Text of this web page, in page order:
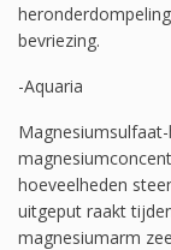
bevriezing.
-Aquaria
hoeveelheden
uitgeput raakt
magnesiumarm